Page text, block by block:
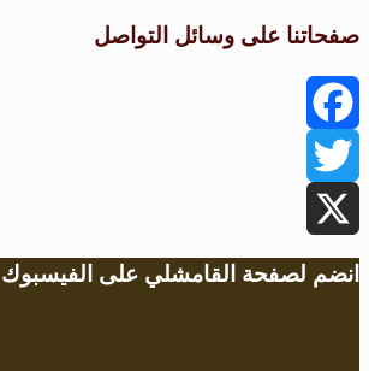
صفحاتنا على وسائل التواصل
Facebook
Twitter
X
انضم لصفحة القامشلي على الفيسبوك